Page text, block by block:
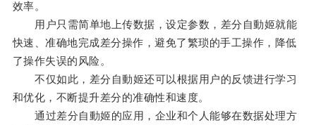
效率。
用户只需简单地上传数据，设定参数，差分自動姬就能
快速、准确地完成差分操作，避免了繁琐的手工操作，降低
了操作失误的风险。
不仅如此，差分自動姬还可以根据用户的反馈进行学习
和优化，不断提升差分的准确性和速度。
通过差分自動姬的应用，企业和个人能够在数据处理方